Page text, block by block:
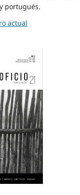
portugués.
actual